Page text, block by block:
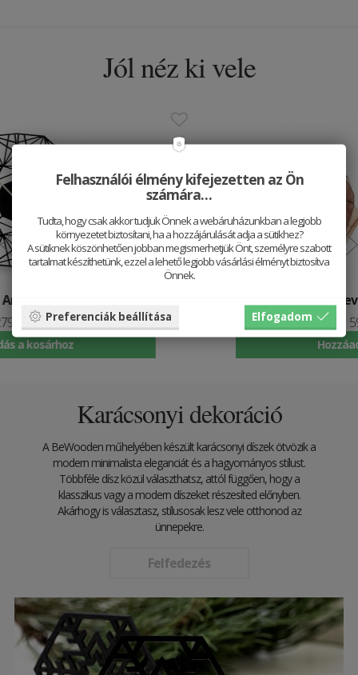
Jól néz ki vele
5990 HUF
Karácsonyi dekoráció
A BeWooden műhelyében készült karácsonyi díszek ötvözik a
modern minimalista eleganciát és a hagyományos stílust.
Többféle dísz közül választhatsz, attól függően, hogy a
klasszikus vagy a modern díszeket részesíted előnyben.
Akárhogy is választasz, stílusosak lesz vele otthonod az
ünnepekre.
Felfedezés
Felhasználói élmény kifejezetten az Ön
számára…
Tudta, hogy csak akkor tudjuk Önnek a webáruházunkban a legjobb
környezetet biztosítani, ha a hozzájárulását adja a sütikhez?
A sütiknek köszönhetően jobban megismerhetjük Önt, személyre szabott
tartalmat készíthetünk, ezzel a lehető legjobb vásárlási élményt biztosítva
Önnek.
Preferenciák beállítása Elfogadom